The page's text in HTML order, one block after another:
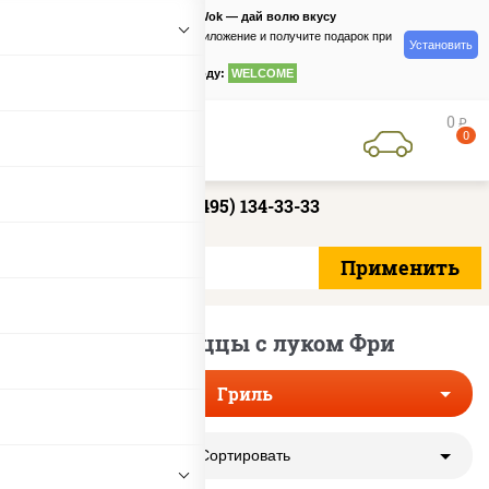
PizzaSushiWok — дай волю вкусу
Скачайте приложение и получите подарок при
по промокоду: WELCOME
Установить
0 руб
0
+7 (495) 134-33-33
Гриль пиццы с луком Фри
Гриль
Сортировать